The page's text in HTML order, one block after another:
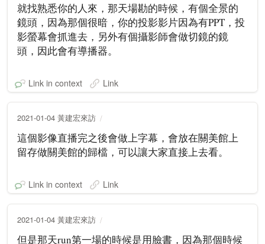
就找熟悉你的人來，那天場勘的時候，有個全景的
鏡頭，因為那個很暗，你的投影影片因為有PPT，投
影螢幕會抓進去，另外有個攝影師會做切鏡的鏡
頭，因此會有導播器。
Link in context Link
2021-01-04 黃建宏來訪
這個影像直播完之後會做上字幕，會放在關美館上
留存做關美館的歸檔，可以讓大家直接上去看。
Link in context Link
2021-01-04 黃建宏來訪
但是那天run第一場的時候是用臉書，因為那個時候